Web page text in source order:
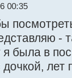
00:35
-
была в
лет